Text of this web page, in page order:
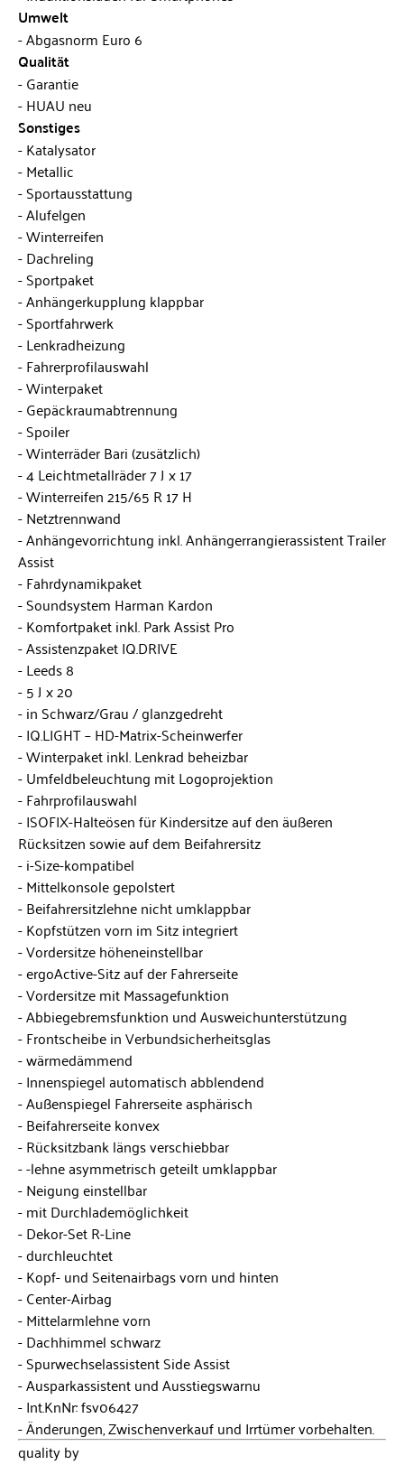
Umwelt
Abgasnorm Euro 6
Qualität
Garantie
HUAU neu
Sonstiges
Katalysator
Metallic
Sportausstattung
Alufelgen
Winterreifen
Dachreling
Sportpaket
Anhängerkupplung klappbar
Sportfahrwerk
Lenkradheizung
Fahrerprofilauswahl
Winterpaket
Gepäckraumabtrennung
Spoiler
Winterräder Bari (zusätzlich)
4 Leichtmetallräder 7 J x 17
Winterreifen 215/65 R 17 H
Netztrennwand
Anhängevorrichtung inkl. Anhängerrangierassistent Trailer
Assist
Fahrdynamikpaket
Soundsystem Harman Kardon
Komfortpaket inkl. Park Assist Pro
Assistenzpaket IQ.DRIVE
Leeds 8
5 J x 20
in Schwarz/Grau / glanzgedreht
IQ.LIGHT – HD-Matrix-Scheinwerfer
Winterpaket inkl. Lenkrad beheizbar
Umfeldbeleuchtung mit Logoprojektion
Fahrprofilauswahl
ISOFIX-Halteösen für Kindersitze auf den äußeren
Rücksitzen sowie auf dem Beifahrersitz
i-Size-kompatibel
Mittelkonsole gepolstert
Beifahrersitzlehne nicht umklappbar
Kopfstützen vorn im Sitz integriert
Vordersitze höheneinstellbar
ergoActive-Sitz auf der Fahrerseite
Vordersitze mit Massagefunktion
Abbiegebremsfunktion und Ausweichunterstützung
Frontscheibe in Verbundsicherheitsglas
wärmedämmend
Innenspiegel automatisch abblendend
Außenspiegel Fahrerseite asphärisch
Beifahrerseite konvex
Rücksitzbank längs verschiebbar
-lehne asymmetrisch geteilt umklappbar
Neigung einstellbar
mit Durchlademöglichkeit
Dekor-Set R-Line
durchleuchtet
Kopf- und Seitenairbags vorn und hinten
Center-Airbag
Mittelarmlehne vorn
Dachhimmel schwarz
Spurwechselassistent Side Assist
Ausparkassistent und Ausstiegswarnu
Int.KnNr: fsv06427
Änderungen, Zwischenverkauf und Irrtümer vorbehalten.
quality by